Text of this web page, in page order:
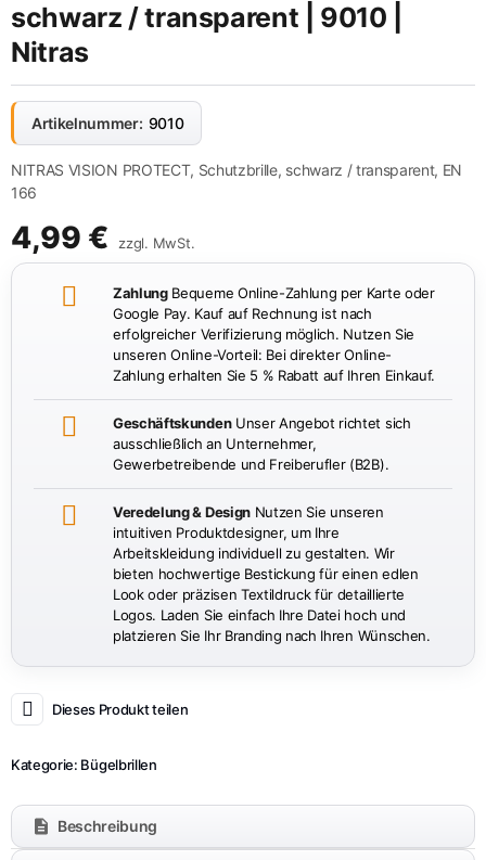
schwarz / transparent | 9010 |
Nitras
Artikelnummer: 9010
NITRAS VISION PROTECT, Schutzbrille, schwarz / transparent, EN
166
4,99 € zzgl. MwSt.
ZahlungBequeme Online-Zahlung per Karte oder
Google Pay. Kauf auf Rechnung ist nach
erfolgreicher Verifizierung möglich. Nutzen Sie
unseren Online-Vorteil: Bei direkter Online-
Zahlung erhalten Sie 5 % Rabatt auf Ihren Einkauf.
GeschäftskundenUnser Angebot richtet sich
ausschließlich an Unternehmer,
Gewerbetreibende und Freiberufler (B2B).
Veredelung & DesignNutzen Sie unseren
intuitiven Produktdesigner, um Ihre
Arbeitskleidung individuell zu gestalten. Wir
bieten hochwertige Bestickung für einen edlen
Look oder präzisen Textildruck für detaillierte
Logos. Laden Sie einfach Ihre Datei hoch und
platzieren Sie Ihr Branding nach Ihren Wünschen.
Dieses Produkt teilen
Kategorie: Bügelbrillen
Beschreibung